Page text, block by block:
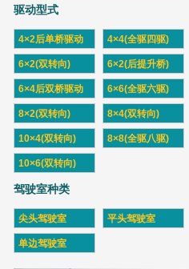
驱动型式
4×2后单桥驱动 4×4(全驱四驱)
6×2(双转向) 6×2(后提升桥)
6×4后双桥驱动 6×6(全驱六驱)
8×2(双转向) 8×4(双转向)
10×4(双转向) 8×8(全驱八驱)
10×6(双转向)
驾驶室种类
尖头驾驶室 平头驾驶室
单边驾驶室